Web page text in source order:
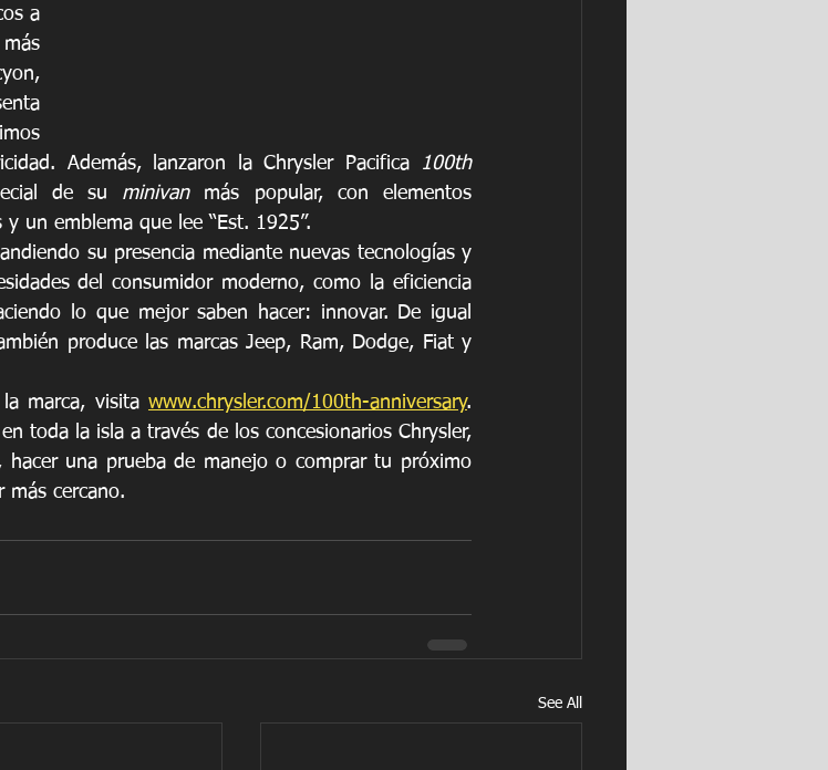
a
Además, lanzaron la Chrysler Pacifica
100th
de su minivan más popular, con elementos
un emblema que lee “Est. 1925”.
su presencia mediante nuevas tecnologías y
del consumidor moderno, como la eficiencia
lo que mejor saben hacer: innovar. De igual
produce las marcas Jeep, Ram, Dodge, Fiat y
marca, visita www.chrysler.com/100th-anniversary.
toda la isla a través de los concesionarios Chrysler,
hacer una prueba de manejo o comprar tu próximo
más cercano.
See All